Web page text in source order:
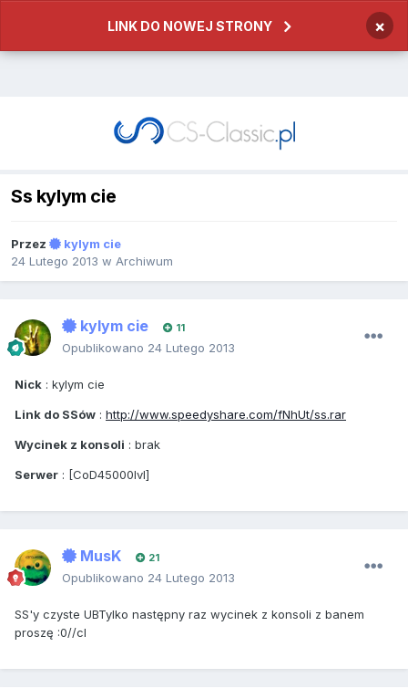
LINK DO NOWEJ STRONY ×
Ss kylym cie
Przez
kylym cie
24 Lutego 2013 w Archiwum
kylym cie 11
Opublikowano 24 Lutego 2013
Nick : kylym cie
Link do SSów : http://www.speedyshare.com/fNhUt/ss.rar
Wycinek z konsoli : brak
Serwer : [CoD45000lvl]
MusK 21
Opublikowano 24 Lutego 2013
SS'y czyste UBTylko następny raz wycinek z konsoli z banem
proszę :0//cl